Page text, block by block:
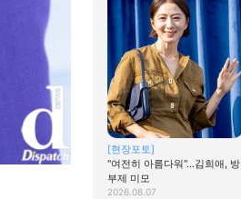
[현장포토]
"여전히 아름다워"…김희애, 방
부제 미모
2026.08.07